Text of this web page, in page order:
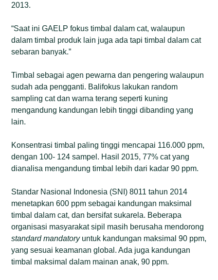
2013.
“Saat ini GAELP fokus timbal dalam cat, walaupun
dalam timbal produk lain juga ada tapi timbal dalam cat
sebaran banyak.”
Timbal sebagai agen pewarna dan pengering walaupun
sudah ada pengganti. Balifokus lakukan random
sampling cat dan warna terang seperti kuning
mengandung kandungan lebih tinggi dibanding yang
lain.
Konsentrasi timbal paling tinggi mencapai 116.000 ppm,
dengan 100- 124 sampel. Hasil 2015, 77% cat yang
dianalisa mengandung timbal lebih dari kadar 90 ppm.
Standar Nasional Indonesia (SNI) 8011 tahun 2014
menetapkan 600 ppm sebagai kandungan maksimal
timbal dalam cat, dan bersifat sukarela. Beberapa
organisasi masyarakat sipil masih berusaha mendorong
standard mandatoryuntuk kandungan maksimal 90 ppm,
yang sesuai keamanan global. Ada juga kandungan
timbal maksimal dalam mainan anak, 90 ppm.